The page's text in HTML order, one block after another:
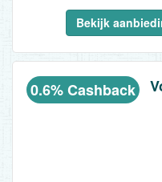
Bekijk
0.6% Cashback